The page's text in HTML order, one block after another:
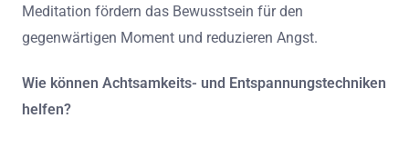
Meditation fördern das Bewusstsein für den
gegenwärtigen Moment und reduzieren Angst.
Wie können Achtsamkeits- und Entspannungstechniken
helfen?